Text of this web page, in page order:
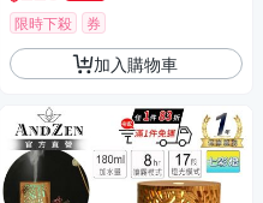
限時下殺 券
加入購物車